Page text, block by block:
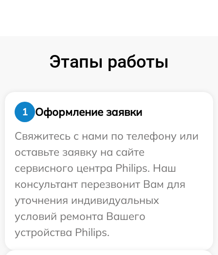
Этапы работы
1
Оформление заявки
Свяжитесь с нами по телефону или
оставьте заявку на сайте
сервисного центра Philips. Наш
консультант перезвонит Вам для
уточнения индивидуальных
условий ремонта Вашего
устройства Philips.